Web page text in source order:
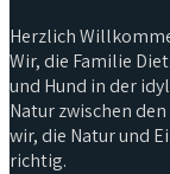
Herzlich
Wir, die Familie
und Hund in der
Natur zwischen
wir, die Natur und
richtig.